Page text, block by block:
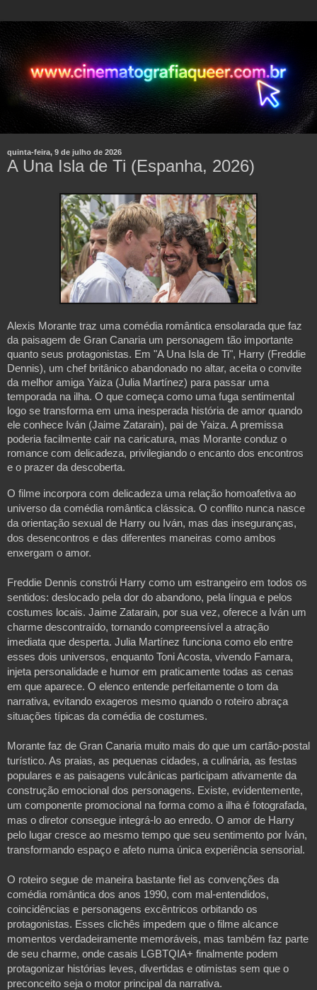
quinta-feira, 9 de julho de 2026
A Una Isla de Ti (Espanha, 2026)
Alexis Morante traz uma comédia romântica ensolarada que faz
da paisagem de Gran Canaria um personagem tão importante
quanto seus protagonistas. Em "A Una Isla de Ti", Harry (Freddie
Dennis), um chef britânico abandonado no altar, aceita o convite
da melhor amiga Yaiza (Julia Martínez) para passar uma
temporada na ilha. O que começa como uma fuga sentimental
logo se transforma em uma inesperada história de amor quando
ele conhece Iván (Jaime Zatarain), pai de Yaiza. A premissa
poderia facilmente cair na caricatura, mas Morante conduz o
romance com delicadeza, privilegiando o encanto dos encontros
e o prazer da descoberta.
O filme incorpora com delicadeza uma relação homoafetiva ao
universo da comédia romântica clássica. O conflito nunca nasce
da orientação sexual de Harry ou Iván, mas das inseguranças,
dos desencontros e das diferentes maneiras como ambos
enxergam o amor.
Freddie Dennis constrói Harry como um estrangeiro em todos os
sentidos: deslocado pela dor do abandono, pela língua e pelos
costumes locais. Jaime Zatarain, por sua vez, oferece a Iván um
charme descontraído, tornando compreensível a atração
imediata que desperta. Julia Martínez funciona como elo entre
esses dois universos, enquanto Toni Acosta, vivendo Famara,
injeta personalidade e humor em praticamente todas as cenas
em que aparece. O elenco entende perfeitamente o tom da
narrativa, evitando exageros mesmo quando o roteiro abraça
situações típicas da comédia de costumes.
Morante faz de Gran Canaria muito mais do que um cartão-postal
turístico. As praias, as pequenas cidades, a culinária, as festas
populares e as paisagens vulcânicas participam ativamente da
construção emocional dos personagens. Existe, evidentemente,
um componente promocional na forma como a ilha é fotografada,
mas o diretor consegue integrá-lo ao enredo. O amor de Harry
pelo lugar cresce ao mesmo tempo que seu sentimento por Iván,
transformando espaço e afeto numa única experiência sensorial.
O roteiro segue de maneira bastante fiel as convenções da
comédia romântica dos anos 1990, com mal-entendidos,
coincidências e personagens excêntricos orbitando os
protagonistas. Esses clichês impedem que o filme alcance
momentos verdadeiramente memoráveis, mas também faz parte
de seu charme, onde casais LGBTQIA+ finalmente podem
protagonizar histórias leves, divertidas e otimistas sem que o
preconceito seja o motor principal da narrativa.